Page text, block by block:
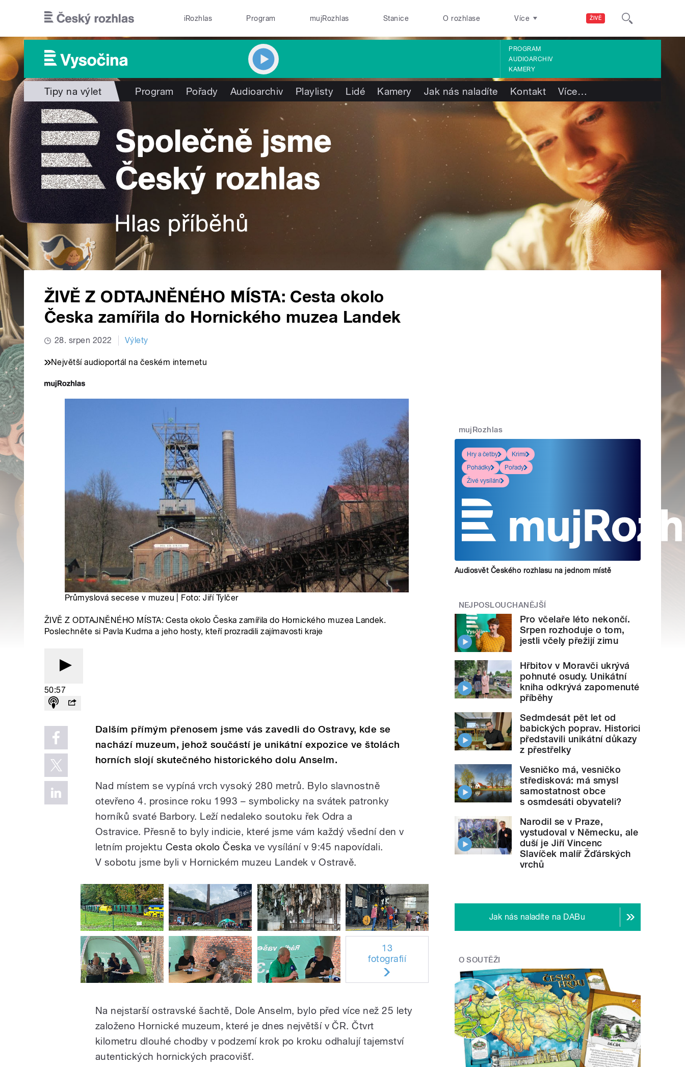
ŽIVĚ
iRozhlas Program mujRozhlas Stanice O rozhlase Více
PROGRAM
AUDIOARCHIV
KAMERY
Tipy na výlet Program Pořady Audioarchiv Playlisty Lidé Kamery Jak nás naladíte Kontakt Více…
ŽIVĚ Z ODTAJNĚNÉHO MÍSTA: Cesta okolo
Česka zamířila do Hornického muzea Landek
28. srpen 2022 Výlety
Největší audioportál na českém internetu
Průmyslová secese v muzeu | Foto: Jiří Tylčer
ŽIVĚ Z ODTAJNĚNÉHO MÍSTA: Cesta okolo Česka zamířila do Hornického muzea Landek.
Poslechněte si Pavla Kudrna a jeho hosty, kteří prozradili zajímavosti kraje
50:57
Dalším přímým přenosem jsme vás zavedli do Ostravy, kde se
nachází muzeum, jehož součástí je unikátní expozice ve štolách
horních slojí skutečného historického dolu Anselm.
Nad místem se vypíná vrch vysoký 280 metrů. Bylo slavnostně
otevřeno 4. prosince roku 1993 – symbolicky na svátek patronky
horníků svaté Barbory. Leží nedaleko soutoku řek Odra a
Ostravice. Přesně to byly indicie, které jsme vám každý všední den v
letním projektu Cesta okolo Česka ve vysílání v 9:45 napovídali.
V sobotu jsme byli v Hornickém muzeu Landek v Ostravě.
13
fotografií
Na nejstarší ostravské šachtě, Dole Anselm, bylo před více než 25 lety
založeno Hornické muzeum, které je dnes největší v ČR. Čtvrt
kilometru dlouhé chodby v podzemí krok po kroku odhalují tajemství
autentických hornických pracovišť.
mujRozhlas
Hry a četby
Krimi
Pohádky
Pořady
Živé vysílání
Audiosvět Českého rozhlasu na jednom místě
NEJPOSLOUCHANĚJŠÍ
Pro včelaře léto nekončí.
Srpen rozhoduje o tom,
jestli včely přežijí zimu
Hřbitov v Moravči ukrývá
pohnuté osudy. Unikátní
kniha odkrývá zapomenuté
příběhy
Sedmdesát pět let od
babických poprav. Historici
představili unikátní důkazy
z přestřelky
Vesničko má, vesničko
středisková: má smysl
samostatnost obce
s osmdesáti obyvateli?
Narodil se v Praze,
vystudoval v Německu, ale
duší je Jiří Vincenc
Slavíček malíř Žďárských
vrchů
Jak nás naladíte na DABu
O SOUTĚŽI